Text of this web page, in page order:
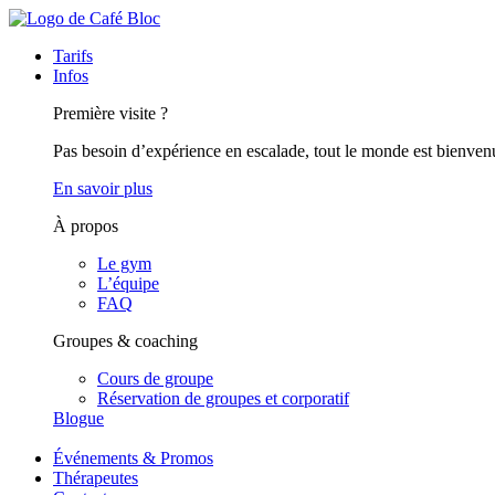
Tarifs
Infos
Première visite ?
Pas besoin d’expérience en escalade, tout le monde est
En savoir plus
À propos
Le gym
L’équipe
FAQ
Groupes & coaching
Cours de groupe
Réservation de groupes et corporatif
Blogue
Événements & Promos
Thérapeutes